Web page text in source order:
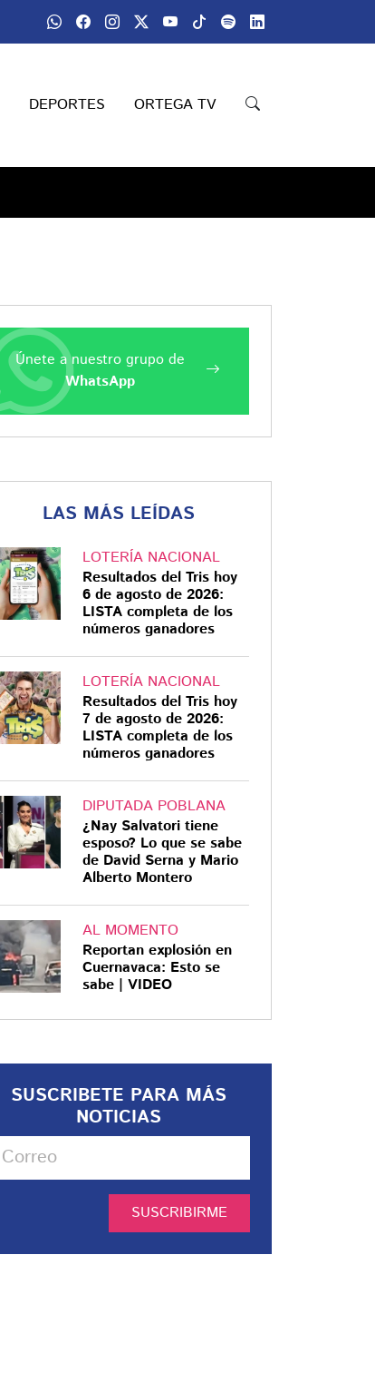
DEPORTES ORTEGA TV
Únete a nuestro grupo de
WhatsApp
LAS MÁS LEÍDAS
LOTERÍA NACIONAL
Resultados del Tris hoy
6 de agosto de 2026:
LISTA completa de los
números ganadores
LOTERÍA NACIONAL
Resultados del Tris hoy
7 de agosto de 2026:
LISTA completa de los
números ganadores
DIPUTADA POBLANA
¿Nay Salvatori tiene
esposo? Lo que se sabe
de David Serna y Mario
Alberto Montero
AL MOMENTO
Reportan explosión en
Cuernavaca: Esto se
sabe | VIDEO
SUSCRIBETE PARA MÁS
NOTICIAS
SUSCRIBIRME